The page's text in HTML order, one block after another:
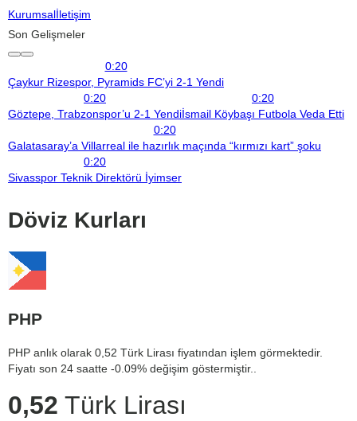
Kurumsalİletişim
Son Gelişmeler
0:20
Çaykur Rizespor, Pyramids FC’yi 2-1 Yendi
0:20
Göztepe, Trabzonspor’u 2-1 Yendi
0:20
İsmail Köybaşı Futbola Veda Etti
0:20
Galatasaray’a Villarreal ile hazırlık maçında “kırmızı kart” şoku
0:20
Sivasspor Teknik Direktörü İyimser
Döviz Kurları
PHP
PHP anlık olarak 0,52 Türk Lirası fiyatından işlem görmektedir.
Fiyatı son 24 saatte -0.09% değişim göstermiştir..
0,52 Türk Lirası